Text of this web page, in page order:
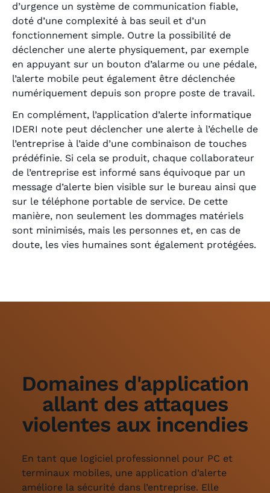
d’urgence un système de communication fiable,
doté d’une complexité à bas seuil et d’un
fonctionnement simple. Outre la possibilité de
déclencher une alerte physiquement, par exemple
en appuyant sur un bouton d’alarme ou une pédale,
l’alerte mobile peut également être déclenchée
numériquement depuis son propre poste de travail.
En complément, l’application d’alerte informatique
IDERI note peut déclencher une alerte à l’échelle de
l’entreprise à l’aide d’une combinaison de touches
prédéfinie. Si cela se produit, chaque collaborateur
de l’entreprise est informé sans équivoque par un
message d’alerte bien visible sur le bureau ainsi que
sur le téléphone portable de service. De cette
manière, non seulement les dommages matériels
sont minimisés, mais les personnes et, en cas de
doute, les vies humaines sont également protégées.
Domaines d'application
allant des attaques
violentes aux incendies
En tant que logiciel professionnel pour PC et
terminaux mobiles, une application d’alerte
améliore la sécurité dans l’entreprise. Elle